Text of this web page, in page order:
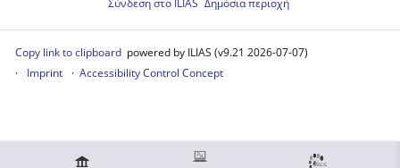
Σύνδεση στο ILIAS Δημόσια περιοχή
Copy link to clipboard powered by ILIAS (v9.21 2026-07-07)
Imprint
Accessibility Control Concept